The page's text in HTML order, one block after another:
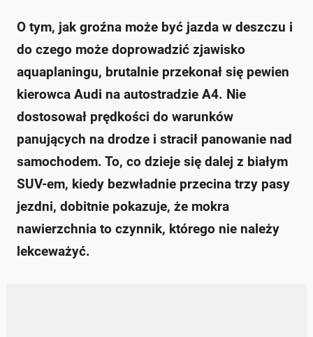
O tym, jak groźna może być jazda w deszczu i
do czego może doprowadzić zjawisko
aquaplaningu, brutalnie przekonał się pewien
kierowca Audi na autostradzie A4. Nie
dostosował prędkości do warunków
panujących na drodze i stracił panowanie nad
samochodem. To, co dzieje się dalej z białym
SUV-em, kiedy bezwładnie przecina trzy pasy
jezdni, dobitnie pokazuje, że mokra
nawierzchnia to czynnik, którego nie należy
lekceważyć.